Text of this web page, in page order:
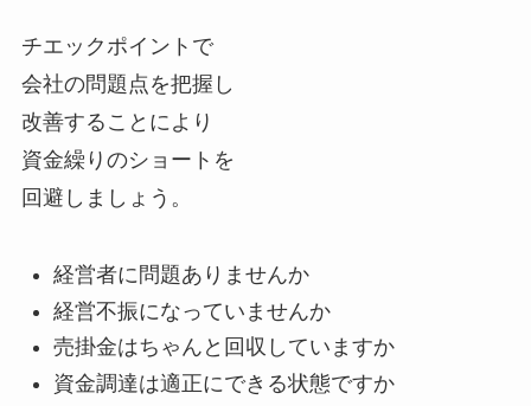
チエックポイントで
会社の問題点を把握し
改善することにより
資金繰りのショートを
回避しましょう。
経営者に問題ありませんか
経営不振になっていませんか
売掛金はちゃんと回収していますか
資金調達は適正にできる状態ですか